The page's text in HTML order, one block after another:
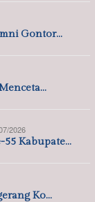
Gontor…
2026
55 Kabupate…
Ko…